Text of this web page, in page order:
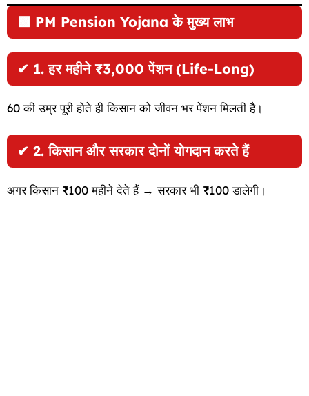
🟩 PM Pension Yojana के मुख्य लाभ
✔ 1. हर महीने ₹3,000 पेंशन (Life-Long)
60 की उम्र पूरी होते ही किसान को जीवन भर पेंशन मिलती है।
✔ 2. किसान और सरकार दोनों योगदान करते हैं
अगर किसान ₹100 महीने देते हैं → सरकार भी ₹100 डालेगी।